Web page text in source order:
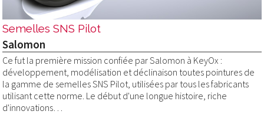
Semelles SNS Pilot
Salomon
Ce fut la première mission confiée par Salomon à KeyOx :
développement, modélisation et déclinaison toutes pointures de
la gamme de semelles SNS Pilot, utilisées par tous les fabricants
utilisant cette norme. Le début d'une longue histoire, riche
d'innovations…